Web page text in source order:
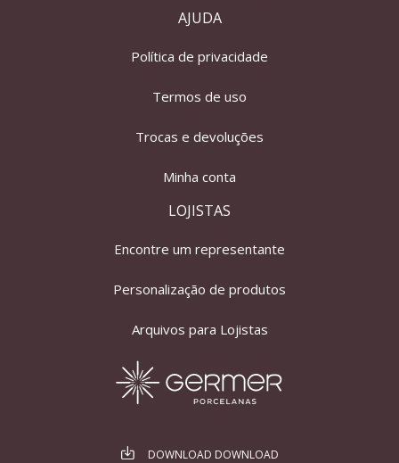
AJUDA
Política de privacidade
Termos de uso
Trocas e devoluções
Minha conta
LOJISTAS
Encontre um representante
Personalização de produtos
Arquivos para Lojistas
DOWNLOAD DOWNLOAD